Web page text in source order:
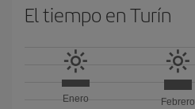
El tiempo en Turín
Enero
Febrero